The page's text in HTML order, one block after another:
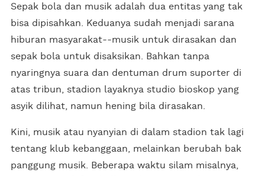
Sepak bola dan musik adalah dua entitas yang tak
bisa dipisahkan. Keduanya sudah menjadi sarana
hiburan masyarakat--musik untuk dirasakan dan
sepak bola untuk disaksikan. Bahkan tanpa
nyaringnya suara dan dentuman drum suporter di
atas tribun, stadion layaknya studio bioskop yang
asyik dilihat, namun hening bila dirasakan.
Kini, musik atau nyanyian di dalam stadion tak lagi
tentang klub kebanggaan, melainkan berubah bak
panggung musik. Beberapa waktu silam misalnya,